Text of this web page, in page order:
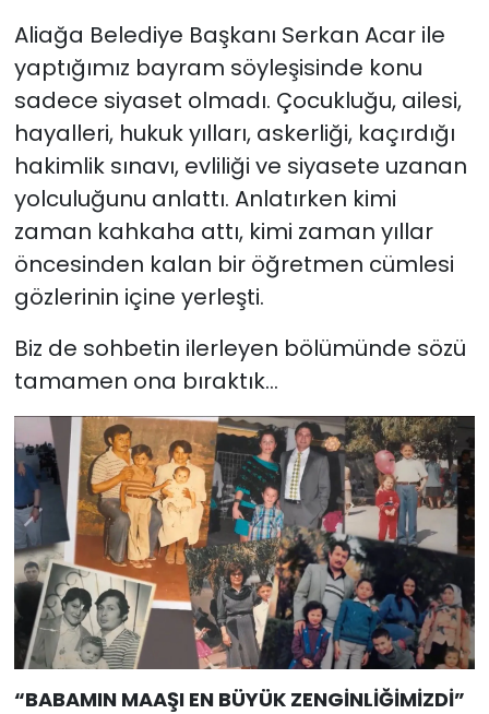
Aliağa Belediye Başkanı Serkan Acar ile
yaptığımız bayram söyleşisinde konu
sadece siyaset olmadı. Çocukluğu, ailesi,
hayalleri, hukuk yılları, askerliği, kaçırdığı
hakimlik sınavı, evliliği ve siyasete uzanan
yolculuğunu anlattı. Anlatırken kimi
zaman kahkaha attı, kimi zaman yıllar
öncesinden kalan bir öğretmen cümlesi
gözlerinin içine yerleşti.
Biz de sohbetin ilerleyen bölümünde sözü
tamamen ona bıraktık…
“BABAMIN MAAŞI EN BÜYÜK ZENGİNLİĞİMİZDİ”